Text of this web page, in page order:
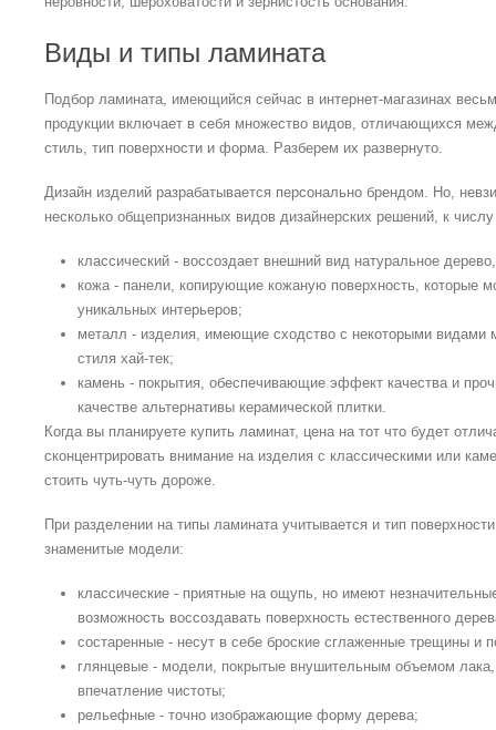
Виды и типы ламината
Подбор ламината, имеющийся сейчас в интернет-магазинах
продукции включает в себя множество видов, отличающихся
стиль, тип поверхности и форма. Разберем их развернуто.
Дизайн изделий разрабатывается персонально брендом. Но,
несколько общепризнанных видов дизайнерских решений, к
классический - воссоздает внешний вид натуральное
кожа - панели, копирующие кожаную поверхность, которые
уникальных интерьеров;
металл - изделия, имеющие сходство с некоторыми видами
стиля хай-тек;
камень - покрытия, обеспечивающие эффект качества и
качестве альтернативы керамической плитки.
Когда вы планируете купить ламинат, цена на тот что будет
сконцентрировать внимание на изделия с классическими или
стоить чуть-чуть дороже.
При разделении на типы ламината учитывается и тип
знаменитые модели:
классические - приятные на ощупь, но имеют
возможность воссоздавать поверхность естественного
состаренные - несут в себе броские сглаженные трещины и
глянцевые - модели, покрытые внушительным объемом
впечатление чистоты;
рельефные - точно изображающие форму дерева;